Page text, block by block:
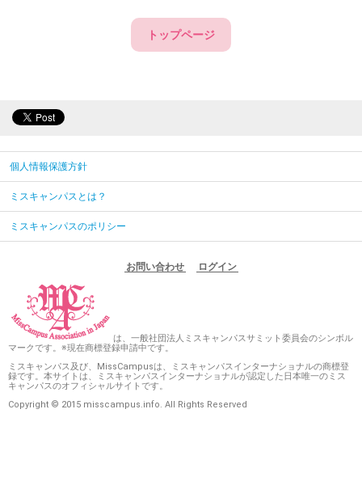
トップページ
個人情報保護方針
ミスキャンパスとは？
ミスキャンパスのポリシー
お問い合わせ ログイン
は、一般社団法人ミスキャンパスサミット委員会のシンボル
マークです。※現在商標登録申請中です。
ミスキャンパス及び、MissCampusは、ミスキャンパスインターナショナルの商標登
録です。本サイトは、ミスキャンパスインターナショナルが認定した日本唯一のミス
キャンパスのオフィシャルサイトです。
Copyright © 2015 misscampus.info. All Rights Reserved